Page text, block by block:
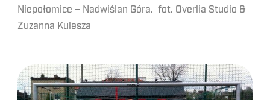
Niepołomice – Nadwiślan Góra. fot. Overlia Studio &
Zuzanna Kulesza